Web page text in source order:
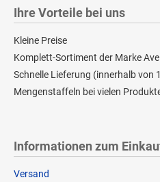
Ihre Vorteile bei uns
Kleine Preise
Komplett-Sortiment der Marke
Schnelle Lieferung (innerhalb von
Mengenstaffeln bei vielen
Informationen zum
Versand